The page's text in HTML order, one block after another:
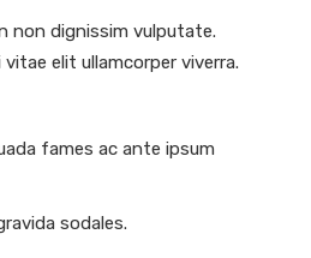
non dignissim vulputate.
elit ullamcorper viverra.
fames ac ante ipsum
sodales.